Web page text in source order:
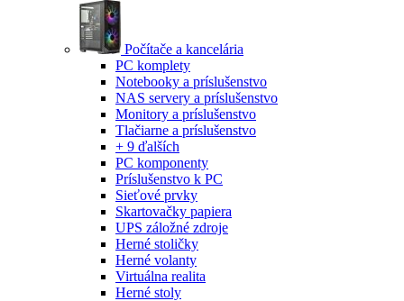
Počítače a kancelária
PC komplety
Notebooky a príslušenstvo
NAS servery a príslušenstvo
Monitory a príslušenstvo
Tlačiarne a príslušenstvo
+ 9 ďalších
PC komponenty
Príslušenstvo k PC
Sieťové prvky
Skartovačky papiera
UPS záložné zdroje
Herné stoličky
Herné volanty
Virtuálna realita
Herné stoly